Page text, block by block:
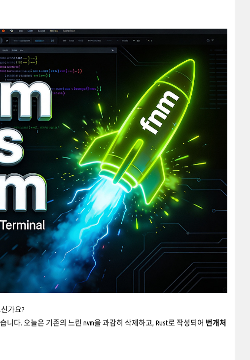
가요?
니다. 오늘은 기존의 느린 nvm을 과감히 삭제하고, Rust로 작성되어 번개처